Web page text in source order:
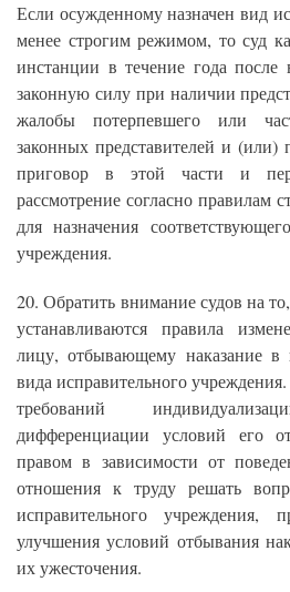
Если осужденному назначен вид
менее строгим режимом, то суд
инстанции в течение года после
законную силу при наличии
жалобы потерпевшего или
законных представителей и (или)
приговор в этой части и
рассмотрение согласно
для назначения
учреждения.
20. Обратить внимание судов на
устанавливаются правила
лицу, отбывающему наказание
вида исправительного
требований
дифференциации условий его
правом в зависимости от
отношения к труду решать
исправительного
улучшения условий отбывания
их ужесточения.